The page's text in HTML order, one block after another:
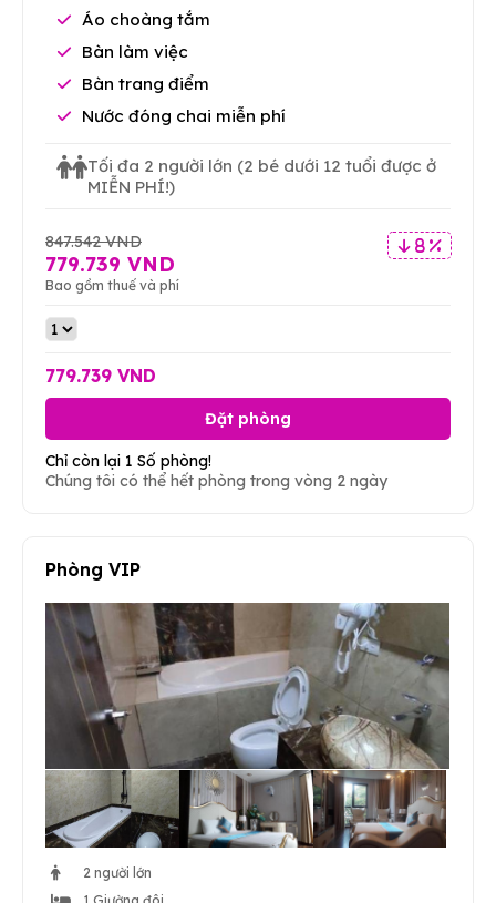
Áo choàng tắm
Bàn làm việc
Bàn trang điểm
Nước đóng chai miễn phí
Tối đa 2 người lớn (2 bé dưới 12 tuổi được ở
MIỄN PHÍ!)
8 %
847.542 VND
779.739 VND
Bao gồm thuế và phí
779.739 VND
Đặt phòng
Chỉ còn lại 1 Số phòng!
Chúng tôi có thể hết phòng trong vòng 2 ngày
Phòng VIP
2 người lớn